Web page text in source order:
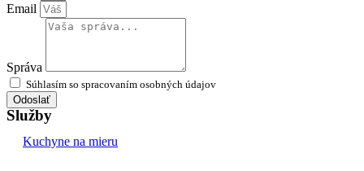
Email
Správa
Súhlasím so spracovaním osobných údajov
Odoslať
Služby
Kuchyne na mieru